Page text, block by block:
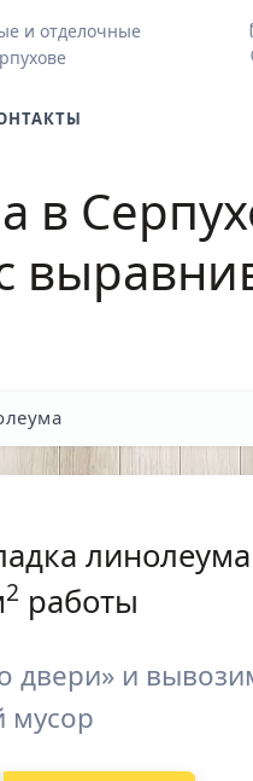
и отделочные
в
линолеума
2 работы
двери» и
мусор